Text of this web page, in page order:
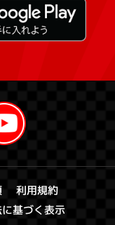
利用規約
基づく表示